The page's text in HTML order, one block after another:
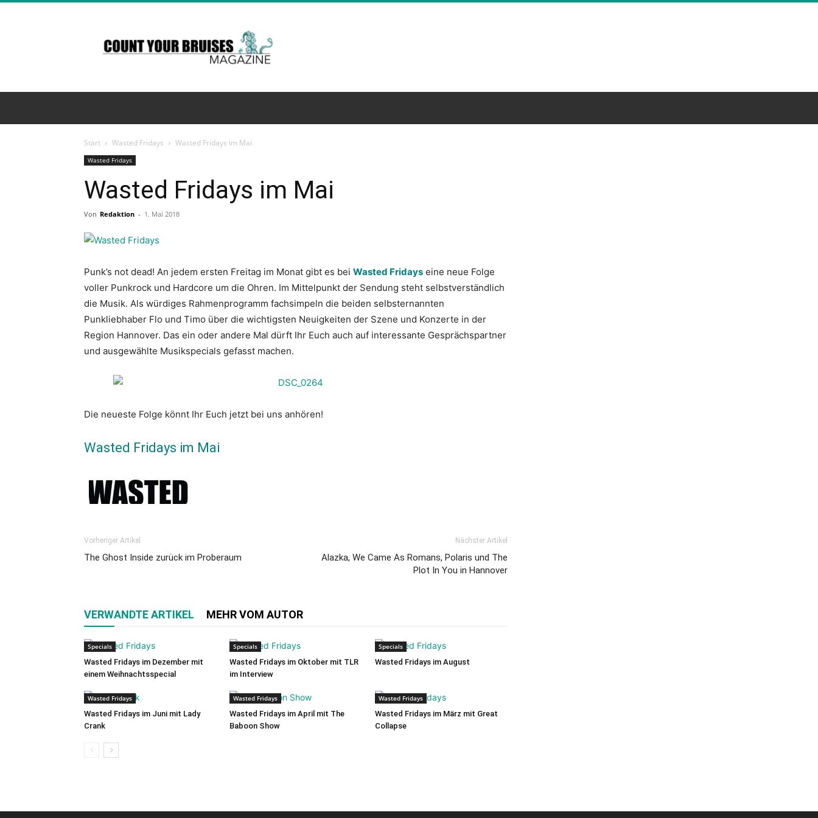
Your
Bruises
Magazine
Start Wasted Fridays Wasted Fridays im Mai
Wasted Fridays
Wasted Fridays im Mai
Von Redaktion - 1. Mai 2018
Punk’s not dead! An jedem ersten Freitag im Monat gibt es bei Wasted Fridays eine neue Folge
voller Punkrock und Hardcore um die Ohren. Im Mittelpunkt der Sendung steht selbstverständlich
die Musik. Als würdiges Rahmenprogramm fachsimpeln die beiden selbsternannten
Punkliebhaber Flo und Timo über die wichtigsten Neuigkeiten der Szene und Konzerte in der
Region Hannover. Das ein oder andere Mal dürft Ihr Euch auch auf interessante Gesprächspartner
und ausgewählte Musikspecials gefasst machen.
Die neueste Folge könnt Ihr Euch jetzt bei uns anhören!
Wasted Fridays im Mai
Vorheriger Artikel
The Ghost Inside zurück im Proberaum
Nächster Artikel
Alazka, We Came As Romans, Polaris und The
Plot In You in Hannover
VERWANDTE ARTIKEL MEHR VOM AUTOR
Specials
Wasted Fridays im Dezember mit
einem Weihnachtsspecial
Specials
Wasted Fridays im Oktober mit TLR
im Interview
Specials
Wasted Fridays im August
Wasted Fridays
Wasted Fridays im Juni mit Lady
Crank
Wasted Fridays
Wasted Fridays im April mit The
Baboon Show
Wasted Fridays
Wasted Fridays im März mit Great
Collapse